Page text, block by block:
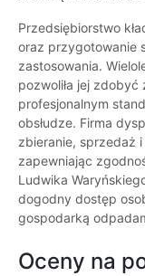
Przedsiębiorstwo
oraz przygotowanie
zastosowania.
pozwoliła jej
profesjonalnym
obsłudze. Firma
zbieranie, sprzedaż
zapewniając
Ludwika
dogodny dostęp
gospodarką
Oceny na